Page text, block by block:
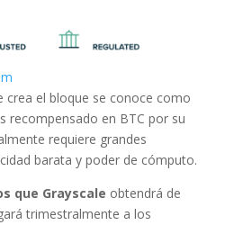
crea el bloque se conoce como
recompensado en BTC por su
requiere grandes
barata y poder de cómputo.
que Grayscale obtendrá de
trimestralmente a los